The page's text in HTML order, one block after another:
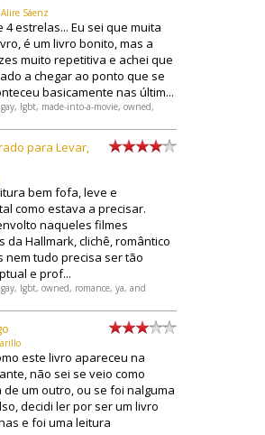
Sáenz
4 estrelas... Eu sei que muita
é um livro bonito, mas a
muito repetitiva e achei que
a chegar ao ponto que se
basicamente nas últim...
lgbt, made-into-a-movie, owned,
para Levar,
bem fofa, leve e
como estava a precisar.
naqueles filmes
da Hallmark, clichê, romântico
nem tudo precisa ser tão
e prof...
lgbt, owned, romance, ya, and
este livro apareceu na
não sei se veio como
um outro, ou se foi nalguma
decidi ler por ser um livro
e foi uma leitura